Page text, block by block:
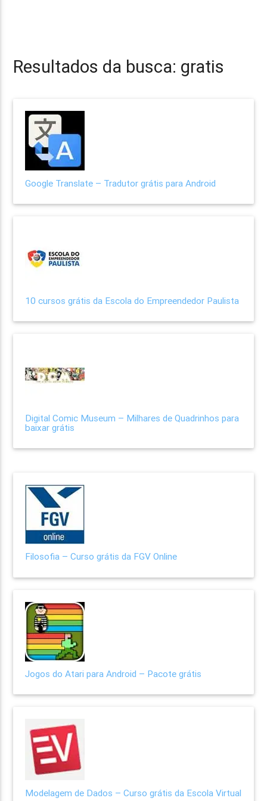
Resultados da busca: gratis
Google Translate – Tradutor grátis para Android
10 cursos grátis da Escola do Empreendedor Paulista
Digital Comic Museum – Milhares de Quadrinhos para
baixar grátis
Filosofia – Curso grátis da FGV Online
Jogos do Atari para Android – Pacote grátis
Modelagem de Dados – Curso grátis da Escola Virtual